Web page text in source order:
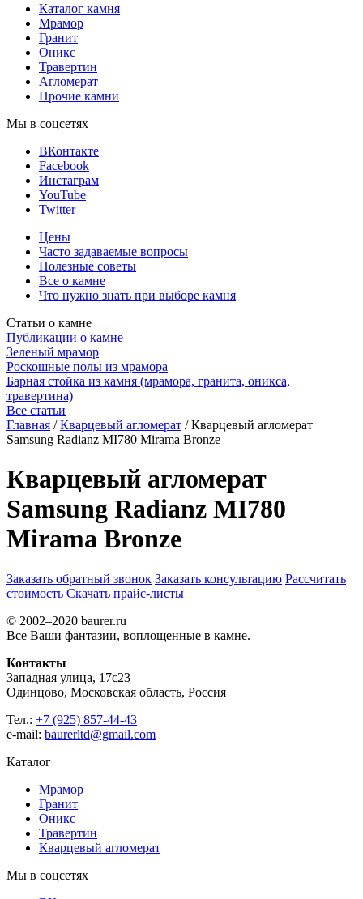
Каталог камня
Мрамор
Гранит
Оникс
Травертин
Агломерат
Прочие камни
Мы в соцсетях
ВКонтакте
Facebook
Инстаграм
YouTube
Twitter
Цены
Часто задаваемые вопросы
Полезные советы
Все о камне
Что нужно знать при выборе камня
Статьи о камне
Публикации о камне
Зеленый мрамор
Роскошные полы из мрамора
Барная стойка из камня (мрамора, гранита, оникса,
травертина)
Все статьи
Главная / Кварцевый агломерат / Кварцевый агломерат
Samsung Radianz MI780 Mirama Bronze
Кварцевый агломерат
Samsung Radianz MI780
Mirama Bronze
Заказать обратный звонок Заказать консультацию Рассчитать
стоимость Скачать прайс-листы
© 2002–2020 baurer.ru
Все Ваши фантазии, воплощенные в камне.
Контакты
Западная улица, 17с23
Одинцово, Московская область, Россия
Тел.: +7 (925) 857-44-43
e-mail: baurerltd@gmail.com
Каталог
Мрамор
Гранит
Оникс
Травертин
Кварцевый агломерат
Мы в соцсетях